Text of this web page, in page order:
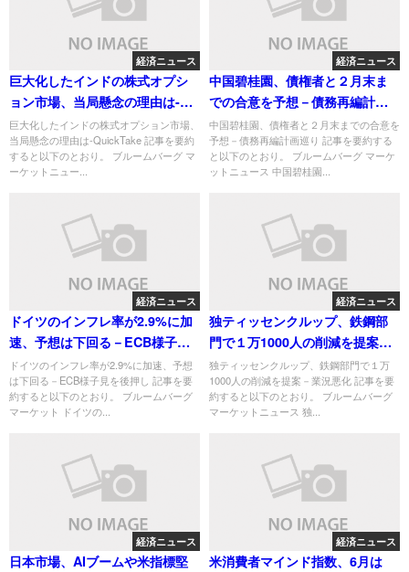
経済ニュース
巨大化したインドの株式オプシ
ョン市場、当局懸念の理由は-
QuickTake
巨大化したインドの株式オプション市場、
当局懸念の理由は-QuickTake 記事を要約
すると以下のとおり。 ブルームバーグ マ
ーケットニュー...
経済ニュース
中国碧桂園、債権者と２月末ま
での合意を予想－債務再編計画
巡り
中国碧桂園、債権者と２月末までの合意を
予想－債務再編計画巡り 記事を要約する
と以下のとおり。 ブルームバーグ マーケ
ットニュース 中国碧桂園...
経済ニュース
ドイツのインフレ率が2.9%に加
速、予想は下回る－ECB様子見
を後押し
ドイツのインフレ率が2.9%に加速、予想
は下回る－ECB様子見を後押し 記事を要
約すると以下のとおり。 ブルームバーグ
マーケット ドイツの...
経済ニュース
独ティッセンクルップ、鉄鋼部
門で１万1000人の削減を提案－
業況悪化
独ティッセンクルップ、鉄鋼部門で１万
1000人の削減を提案－業況悪化 記事を要
約すると以下のとおり。 ブルームバーグ
マーケットニュース 独...
経済ニュース
日本市場、AIブームや米指標堅
経済ニュース
米消費者マインド指数、6月は